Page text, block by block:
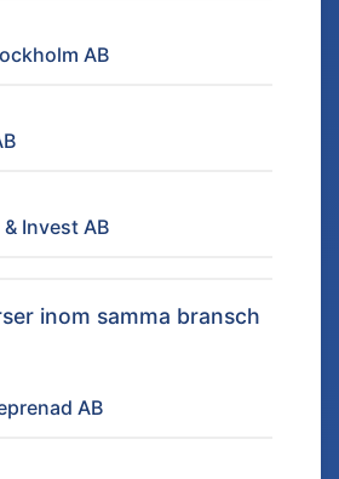
AB
Invest AB
inom samma bransch
AB